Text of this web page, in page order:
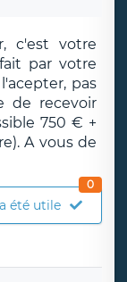
c'est votre
par votre
pas
de recevoir
750 € +
A vous de
été utile
0